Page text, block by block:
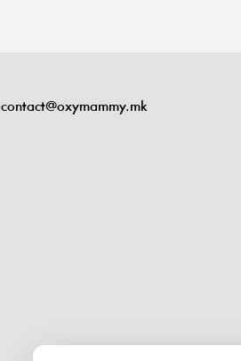
contact@oxymammy.mk